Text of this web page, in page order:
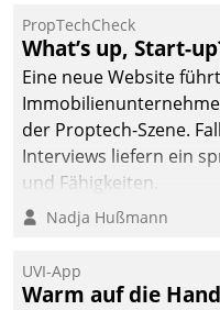
PropTechCheck
What’s up, Start-
Eine neue Website
der Proptech-Szene.
Interviews liefern ein
und Fähigkeiten.
Nadja Hußmann
UVI-App
Warm auf die Hand